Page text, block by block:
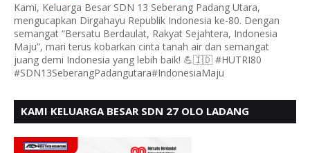
Kami, Keluarga Besar SDN 13 Seberang Padang Utara,
mengucapkan Dirgahayu Republik Indonesia ke-80. Dengan
semangat “Bersatu Berdaulat, Rakyat Sejahtera, Indonesia
Maju”, mari terus kobarkan cinta tanah air dan semangat
juang demi Indonesia yang lebih baik! 💪🇮🇩 #HUTRI80
#SDN13SeberangPadangutara#IndonesiaMaju
KAMI KELUARGA BESAR SDN 27 OLO LADANG